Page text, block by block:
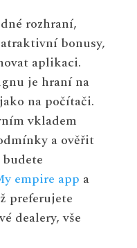
rozhraní,
bonusy,
aplikaci.
je hraní na
na počítači.
vkladem
a ověřit
empire app a
preferujete
dealery, vše